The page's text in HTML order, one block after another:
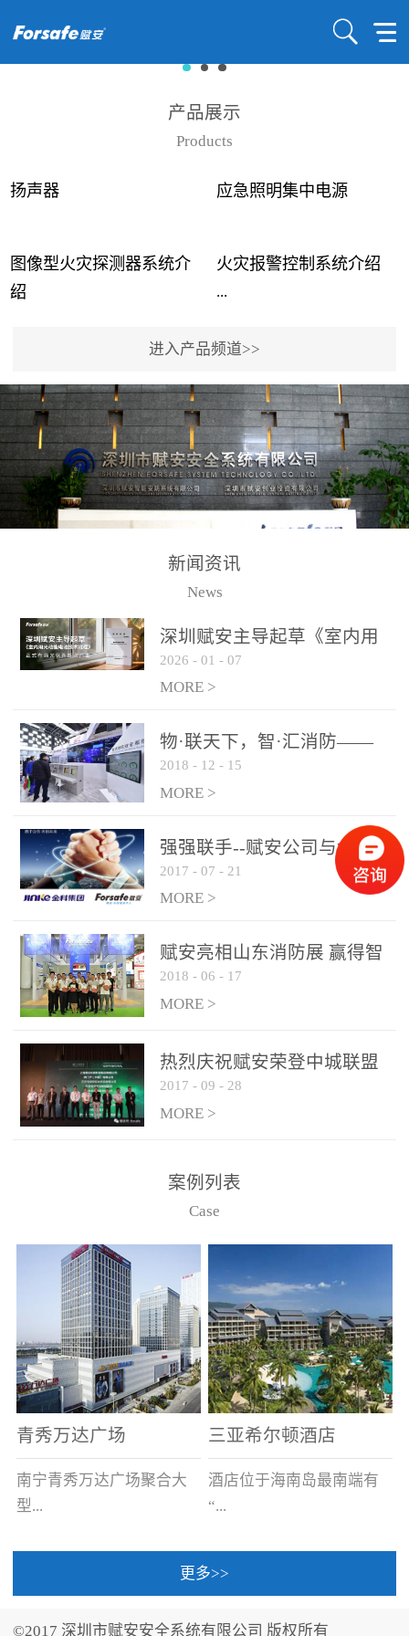
产品展示
Products
扬声器 应急照明集中电源
图像型火灾探测器系统介
绍
...
事故频发，传统的火灾探
测方法已无法满足要求。
尤其是目前众多的大型影
剧院、会议展览中心、体
育馆、大型仓库和隧道空
间等，其建筑结构特殊、
火灾隐患多。一旦发生火
传统的火灾关测器无法被
及时缺发，不能及早发现
和有效扑救火火，这不仅
力和闲难，同时也将造成
巨大的经济损失和社会影
响，基至还会造成人员伤
亡。图像型火灾探测器正
是针对这种高大空间建筑
物的消防设施、设备通过
现场图像的实时获取、预
处理和特征提取分析，实
现火焰的跟踪和识别。能
更早的进行预警，达到早
报早防的效果。 系统构
成示意图： 图像型火灾
和监控端两大部分组成。
两者之间通过以太网相
联，一台监控主机最多可
从监控主机上获取，最多
只能接6台，超过的需从现
火灾报警控制系统介绍
...
用了具有仲裁机制和冗余
校验的总线传输技术、线
路状态检测与保护技术、
后向光电感烟探测技术、
高可靠的系统抗干扰技术
等多项专利技术和专有技
警领域三十多年技术积累
和工程实践的结晶。
进入产品频道>>
新闻资讯
News
深圳赋安主导起草《室内用
光动能电池技术规程》 正式
布局光伏新能源产业
2026 - 01 - 07
MORE >
物·联天下，智·汇消防——
赋安F&S 2018上海消防展圆
满落幕
2018 - 12 - 15
MORE >
强强联手--赋安公司与金科
集团达成战略合作协议
2017 - 07 - 21
MORE >
赋安亮相山东消防展 赢得智
慧消防新荣耀
2018 - 06 - 17
MORE >
热烈庆祝赋安荣登中城联盟
联合采购战略合作平台
2017 - 09 - 28
MORE >
案例列表
Case
青秀万达广场
南宁青秀万达广场聚合大
型...
三亚希尔顿酒店
酒店位于海南岛最南端有
“...
中国的海岛天堂”之美称的
更多>>
©2017 深圳市赋安安全系统有限公司 版权所有